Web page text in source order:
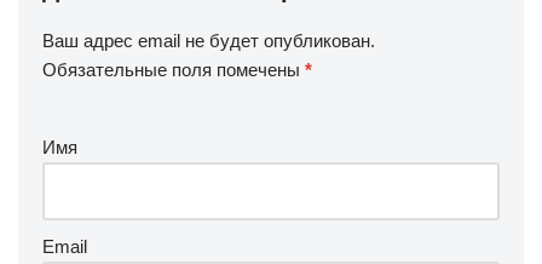
Ваш адрес email не будет опубликован.
Обязательные поля помечены *
Имя
Email